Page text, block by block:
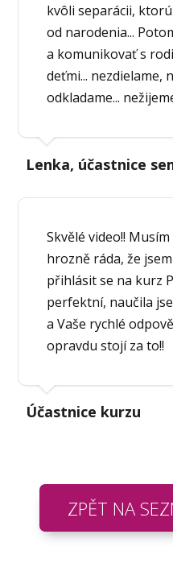
kvôli separácii,
od narodenia...
a komunikovať s
deťmi... nezdielame,
odkladame...
Lenka, účastnice
Skvělé video!!
hrozně ráda, že
přihlásit se na kurz
perfektní, naučila
a Vaše rychlé
opravdu stojí za to!!
Účastnice kurzu
ZPĚT NA